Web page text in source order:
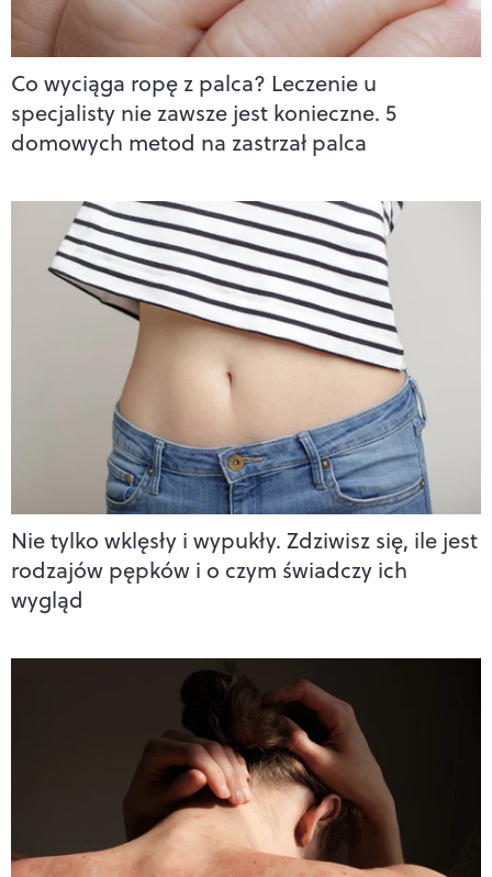
Co wyciąga ropę z palca? Leczenie u
specjalisty nie zawsze jest konieczne. 5
domowych metod na zastrzał palca
Nie tylko wklęsły i wypukły. Zdziwisz się, ile jest
rodzajów pępków i o czym świadczy ich
wygląd